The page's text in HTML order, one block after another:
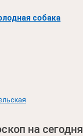
собака
на сегодня